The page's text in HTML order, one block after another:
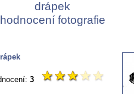
drápek
hodnocení fotografie
3